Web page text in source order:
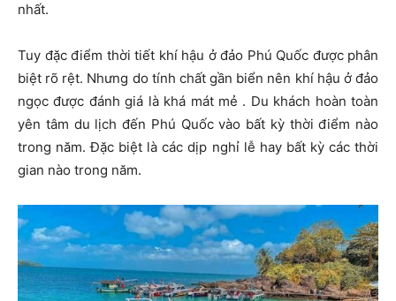
nhất.
Tuy đặc điểm thời tiết khí hậu ở đảo Phú Quốc được phân
biệt rõ rệt. Nhưng do tính chất gần biển nên khí hậu ở đảo
ngọc được đánh giá là khá mát mẻ . Du khách hoàn toàn
yên tâm du lịch đến Phú Quốc vào bất kỳ thời điểm nào
trong năm. Đặc biệt là các dịp nghỉ lễ hay bất kỳ các thời
gian nào trong năm.